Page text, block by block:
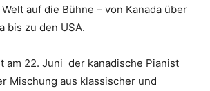
auf die Bühne – von Kanada über
bis zu den USA.
am 22. Juni der kanadische Pianist
Mischung aus klassischer und